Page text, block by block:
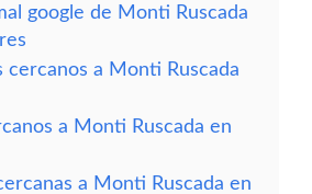
google de Monti Ruscada
cercanos a Monti Ruscada
a Monti Ruscada en
a Monti Ruscada en